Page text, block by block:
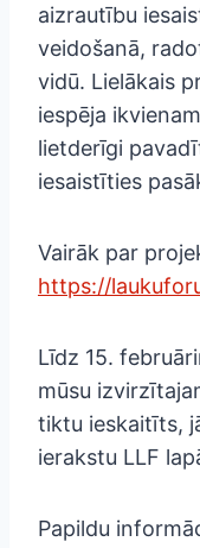
aizrautību
veidošanā,
vidū. Lielākais
iespēja
lietderīgi
iesaistīties
Vairāk par
https://
Līdz 15.
mūsu
tiktu ieskaitīts,
ierakstu LLF
Papildu